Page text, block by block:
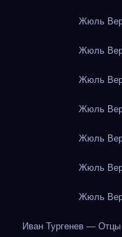
Жюль
Жюль
Жюль
Жюль
Жюль
Жюль
Жюль
Иван Тургенев — Отцы